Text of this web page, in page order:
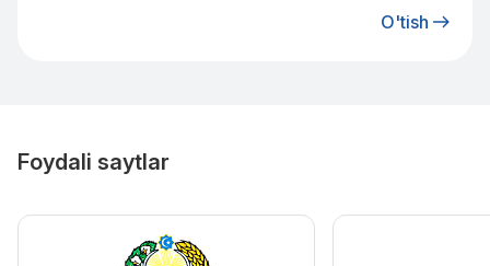
MUTAXASSISLARI QIBRAYLIKLAR BILAN
O'tish
Foydali saytlar